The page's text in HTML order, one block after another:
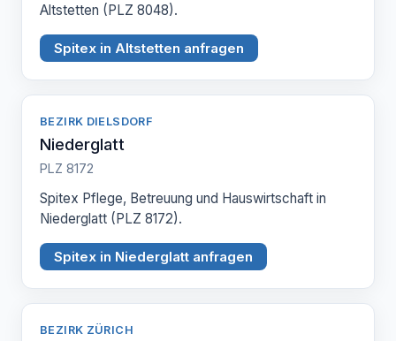
Altstetten (PLZ 8048).
Spitex in Altstetten anfragen
BEZIRK DIELSDORF
Niederglatt
PLZ 8172
Spitex Pflege, Betreuung und Hauswirtschaft in
Niederglatt (PLZ 8172).
Spitex in Niederglatt anfragen
BEZIRK ZÜRICH